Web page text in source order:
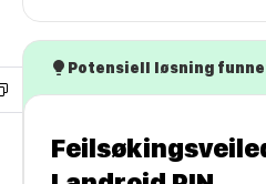
Potensiell løsning